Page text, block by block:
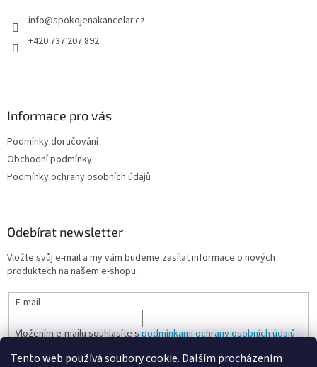
Tento web používá soubory cookie. Dalším procházením
info@spokojenakancelar.cz
+420 737 207 892
Informace pro vás
Podmínky doručování
Obchodní podmínky
Podmínky ochrany osobních údajů
Odebírat newsletter
Vložte svůj e-mail a my vám budeme zasílat informace o nových
produktech na našem e-shopu.
E-mail
Vložením e-mailu souhlasíte spodmínkami ochrany osobních údajů